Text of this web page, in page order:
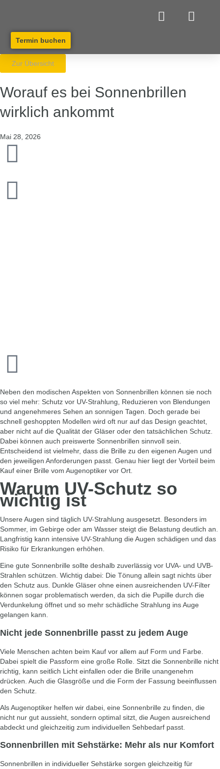
Termin buchen
Zur Übersicht
Worauf es bei Sonnenbrillen
wirklich ankommt
Mai 28, 2026
Neben den modischen Aspekten von Sonnenbrillen können sie noch
so viel mehr: Schutz vor UV-Strahlung, Reduzieren von Blendungen
und angenehmeres Sehen an sonnigen Tagen. Doch gerade bei
schnell geshoppten Modellen wird oft nur auf das Design geachtet,
aber nicht auf die Qualität der Gläser oder den tatsächlichen Schutz.
Dabei können auch preiswerte Sonnenbrillen sinnvoll sein.
Entscheidend ist vielmehr, dass die Brille zu den eigenen Augen und
den jeweiligen Anforderungen passt. Genau hier liegt der Vorteil beim
Kauf einer Brille vom Augenoptiker vor Ort.
Warum UV-Schutz so
wichtig ist
Unsere Augen sind täglich UV-Strahlung ausgesetzt. Besonders im
Sommer, im Gebirge oder am Wasser steigt die Belastung deutlich an.
Langfristig kann intensive UV-Strahlung die Augen schädigen und das
Risiko für Erkrankungen erhöhen.
Eine gute Sonnenbrille sollte deshalb zuverlässig vor UVA- und UVB-
Strahlen schützen. Wichtig dabei: Die Tönung allein sagt nichts über
den Schutz aus. Dunkle Gläser ohne einen ausreichenden UV-Filter
können sogar problematisch werden, da sich die Pupille durch die
Verdunkelung öffnet und so mehr schädliche Strahlung ins Auge
gelangen kann.
Nicht jede Sonnenbrille passt zu jedem Auge
Viele Menschen achten beim Kauf vor allem auf Form und Farbe.
Dabei spielt die Passform eine große Rolle. Sitzt die Sonnenbrille nicht
richtig, kann seitlich Licht einfallen oder die Brille unangenehm
drücken. Auch die Glasgröße und die Form der Fassung beeinflussen
den Schutz.
Als Augenoptiker helfen wir dabei, eine Sonnenbrille zu finden, die
nicht nur gut aussieht, sondern optimal sitzt, die Augen ausreichend
abdeckt und gleichzeitig zum individuellen Sehbedarf passt.
Sonnenbrillen mit Sehstärke: Mehr als nur Komfort
Sonnenbrillen in individueller Sehstärke sorgen gleichzeitig für